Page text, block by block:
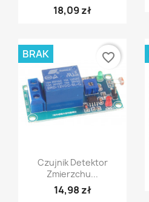
18,09 zł
Szybki podgląd
Czujnik Detektor
Zmierzchu...
14,98 zł
BRAK favorite_border